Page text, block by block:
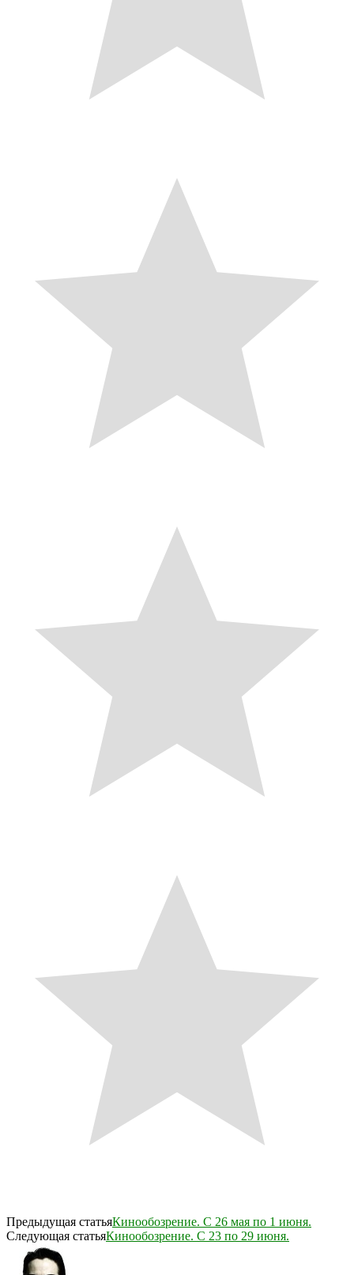
Предыдущая статьяКинообозрение. С 26 мая по 1 июня.
Следующая статьяКинообозрение. С 23 по 29 июня.